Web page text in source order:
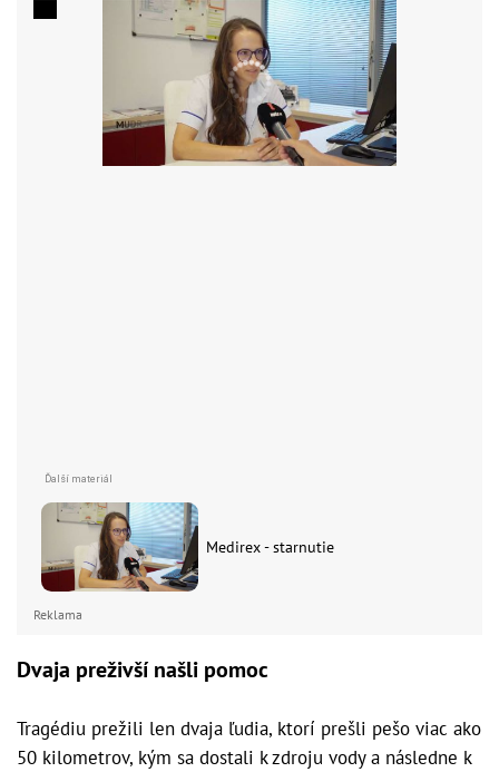
Medirex - starnutie
Reklama
Dvaja preživší našli pomoc
Tragédiu prežili len dvaja ľudia, ktorí prešli pešo viac ako
50 kilometrov, kým sa dostali k zdroju vody a následne k